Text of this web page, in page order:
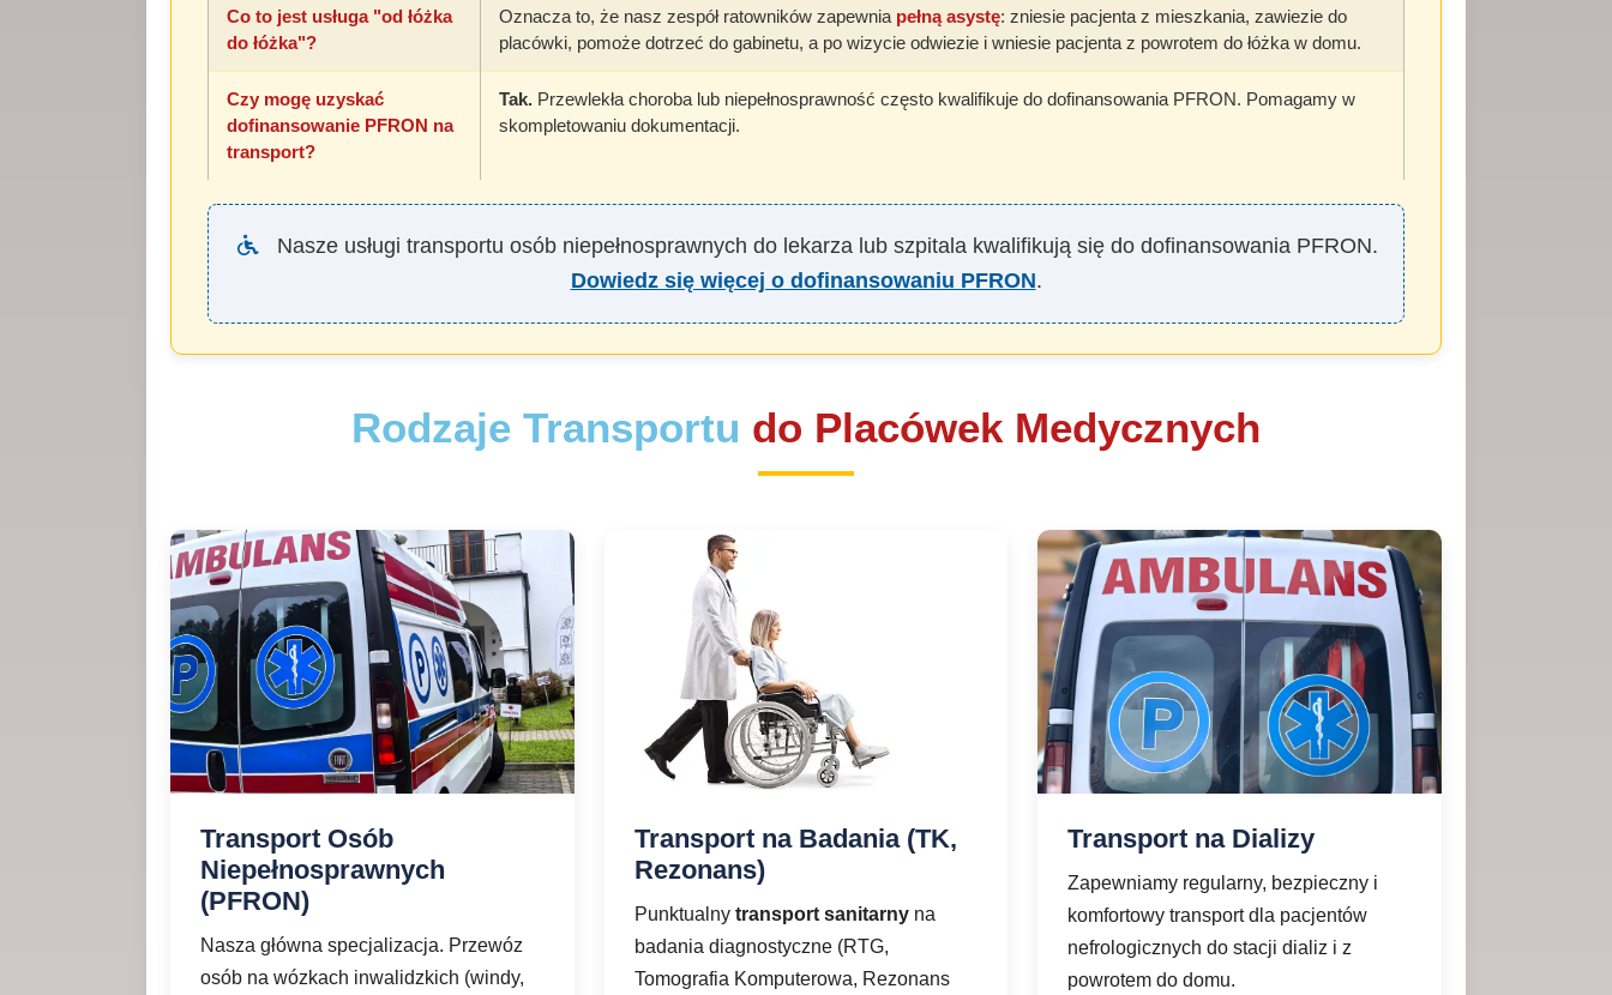
Co to jest usługa "od łóżka
do łóżka"?
Oznacza to, że nasz zespół ratowników zapewnia pełną asystę: zniesie pacjenta z mieszkania, zawiezie do
placówki, pomoże dotrzeć do gabinetu, a po wizycie odwiezie i wniesie pacjenta z powrotem do łóżka w domu.
Czy mogę uzyskać
dofinansowanie PFRON na
transport?
Tak. Przewlekła choroba lub niepełnosprawność często kwalifikuje do dofinansowania PFRON. Pomagamy w
skompletowaniu dokumentacji.
Nasze usługi transportu osób niepełnosprawnych do lekarza lub szpitala kwalifikują się do dofinansowania PFRON.
Dowiedz się więcej o dofinansowaniu PFRON.
Rodzaje Transportu do Placówek Medycznych
Transport Osób
Niepełnosprawnych
(PFRON)
Nasza główna specjalizacja. Przewóz
osób na wózkach inwalidzkich (windy,
Transport na Badania (TK,
Rezonans)
Punktualny transport sanitarnyna
badania diagnostyczne (RTG,
Tomografia Komputerowa, Rezonans
Transport na Dializy
Zapewniamy regularny, bezpieczny i
komfortowy transport dla pacjentów
nefrologicznych do stacji dializ i z
powrotem do domu.